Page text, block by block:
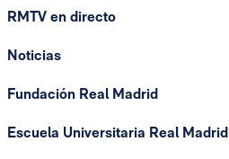
RMTV en directo
Noticias
Fundación Real Madrid
Escuela Universitaria Real Madrid